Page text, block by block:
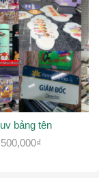
bảng tên
500,000₫